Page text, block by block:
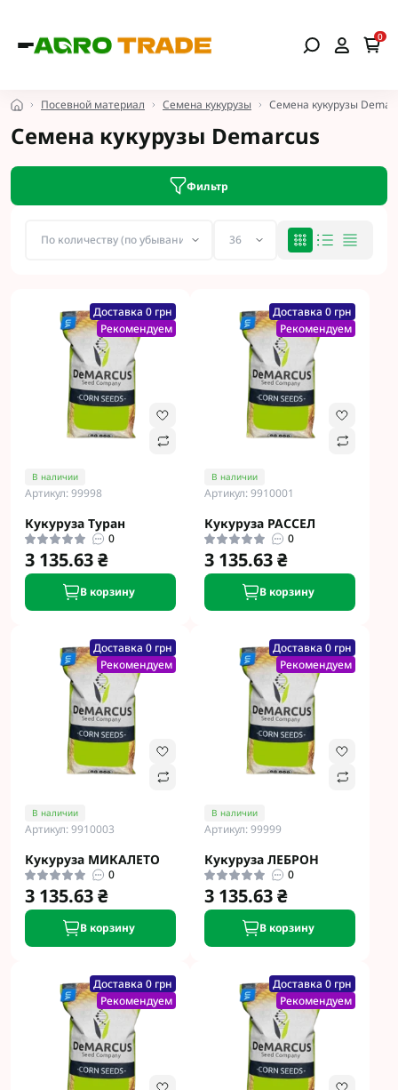
0
Посевной материал Семена кукурузы Семена кукурузы
Семена кукурузы Demarcus
Фильтр
Доставка 0 грн
Рекомендуем
В наличии
Артикул: 99998
Кукуруза Туран
0
3 135.63 ₴
В корзину
Доставка 0 грн
Рекомендуем
В наличии
Артикул: 9910001
Кукуруза РАССЕЛ
0
3 135.63 ₴
В корзину
Доставка 0 грн
Рекомендуем
В наличии
Артикул: 9910003
Кукуруза МИКАЛЕТО
0
3 135.63 ₴
В корзину
Доставка 0 грн
Рекомендуем
В наличии
Артикул: 99999
Кукуруза ЛЕБРОН
0
3 135.63 ₴
В корзину
Доставка 0 грн
Рекомендуем
Доставка 0 грн
Рекомендуем